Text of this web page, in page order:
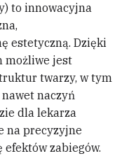
to innowacyjna
estetyczną. Dzięki
możliwe jest
twarzy, w tym
naczyń
dla lekarza
na precyzyjne
zabiegów.